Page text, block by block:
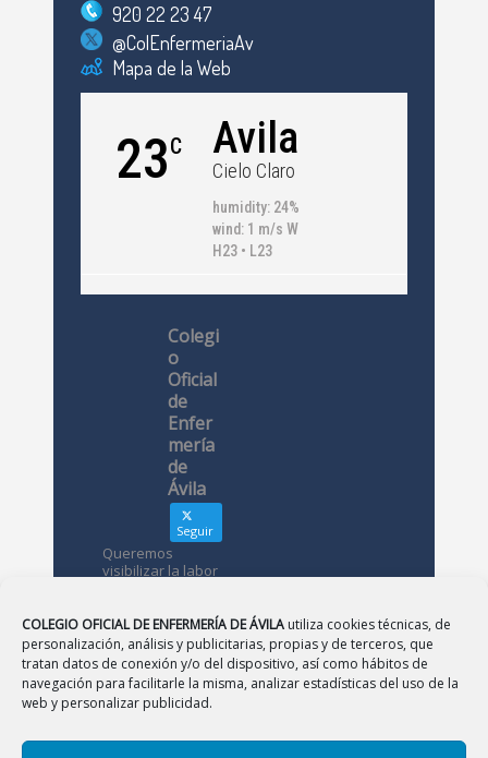
COLEGIO OFICIAL DE ENFERMERÍA DE ÁVILA utiliza cookies técnicas, de
personalización, análisis y publicitarias, propias y de terceros, que
tratan datos de conexión y/o del dispositivo, así como hábitos de
navegación para facilitarle la misma, analizar estadísticas del uso de la
web y personalizar publicidad.
920 22 23 47
@ColEnfermeriaAv
Mapa de la Web
23C Avila
Cielo Claro
humidity: 24%
wind: 1 m/s W
H23 • L23
Colegi
o
Oficial
de
Enfer
mería
de
Ávila
Seguir
Queremos
visibilizar la labor
conoces?
Avatar Colegio
Oficial de
de Ávila